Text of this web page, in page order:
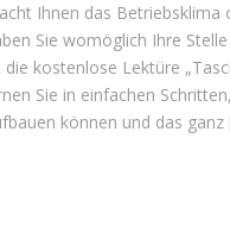
Ihnen das Betriebsklima
Sie womöglich Ihre
die kostenlose Lektüre
Sie in einfachen
können und das